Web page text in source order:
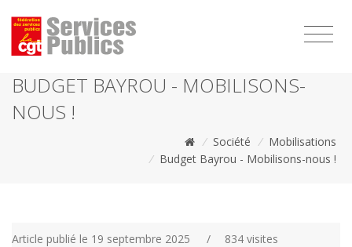
BUDGET BAYROU - MOBILISONS-
NOUS !
/ Société / Mobilisations
/ Budget Bayrou - Mobilisons-nous !
Article publié le 19 septembre 2025 / 834 visites